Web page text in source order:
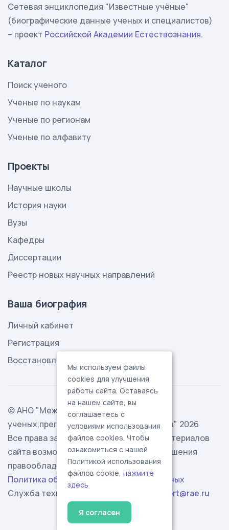
Сетевая энциклопедия "Известные учёные"
(биографические данные ученых и специалистов)
– проект Российской Академии Естествознания.
Каталог
Поиск ученого
Ученые по наукам
Ученые по регионам
Ученые по алфавиту
Проекты
Научные школы
История науки
Вузы
Кафедры
Диссертации
Реестр новых научных направлений
Ваша биография
Личный кабинет
Регистрация
Восстановление пароля
© АНО "Международная ассоциация
ученых,преподавателей и специалистов" 2026
Все права защищены. Использование материалов
сайта возможно исключительно с разрешения
правообладателя.
Политика обработки персональных данных
Служба технической поддержки -
support@rae.ru
Мы используем файлы
cookies для улучшения
работы сайта. Оставаясь
на нашем сайте, вы
соглашаетесь с
условиями использования
файлов cookies. Чтобы
ознакомиться с нашей
Политикой использования
файлов cookie, нажмите
здесь
Я согласен